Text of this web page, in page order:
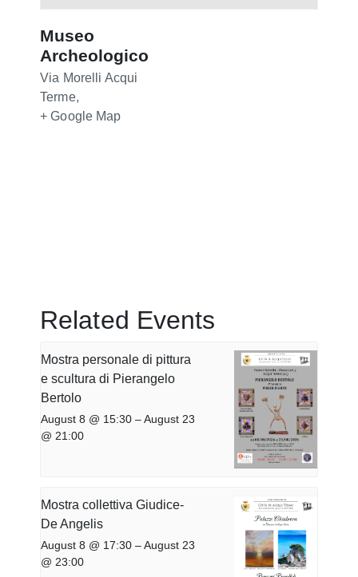
Museo
Archeologico
Via Morelli Acqui
Terme,
+ Google Map
Related Events
Mostra personale di pittura
e scultura di Pierangelo
Bertolo
August 8 @ 15:30 –August 23
@ 21:00
Mostra collettiva Giudice-
De Angelis
August 8 @ 17:30 –August 23
@ 23:00